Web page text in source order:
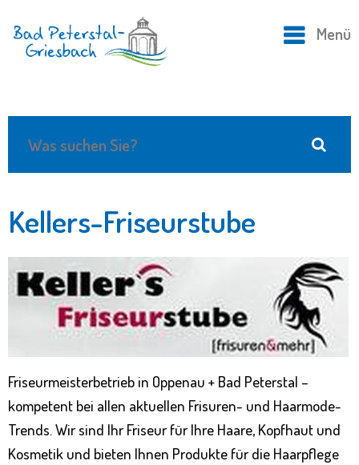
Menü
Kellers-Friseurstube
Friseurmeisterbetrieb in Oppenau + Bad Peterstal –
kompetent bei allen aktuellen Frisuren- und Haarmode-
Trends. Wir sind Ihr Friseur für Ihre Haare, Kopfhaut und
Kosmetik und bieten Ihnen Produkte für die Haarpflege